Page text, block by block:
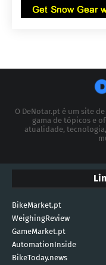
O DeNotar.pt é um site
gama de tópicos e
atualidade,
BikeMarket.pt
WeighingReview
GameMarket.pt
AutomationInside
BikeToday.news